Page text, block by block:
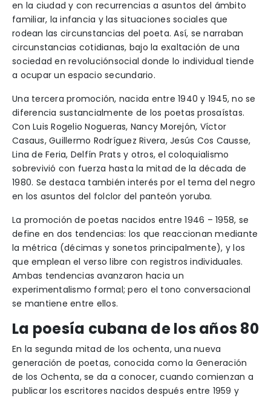
en la ciudad y con recurrencias a asuntos del ámbito
familiar, la infancia y las situaciones sociales que
rodean las circunstancias del poeta. Así, se narraban
circunstancias cotidianas, bajo la exaltación de una
sociedad en revoluciónsocial donde lo individual tiende
a ocupar un espacio secundario.
Una tercera promoción, nacida entre 1940 y 1945, no se
diferencia sustancialmente de los poetas prosaístas.
Con Luis Rogelio Nogueras, Nancy Morejón, Víctor
Casaus, Guillermo Rodríguez Rivera, Jesús Cos Causse,
Lina de Feria, Delfín Prats y otros, el coloquialismo
sobrevivió con fuerza hasta la mitad de la década de
1980. Se destaca también interés por el tema del negro
en los asuntos del folclor del panteón yoruba.
La promoción de poetas nacidos entre 1946 – 1958, se
define en dos tendencias: los que reaccionan mediante
la métrica (décimas y sonetos principalmente), y los
que emplean el verso libre con registros individuales.
Ambas tendencias avanzaron hacia un
experimentalismo formal; pero el tono conversacional
se mantiene entre ellos.
La poesía cubana de los años 80
En la segunda mitad de los ochenta, una nueva
generación de poetas, conocida como la Generación
de los Ochenta, se da a conocer, cuando comienzan a
publicar los escritores nacidos después entre 1959 y